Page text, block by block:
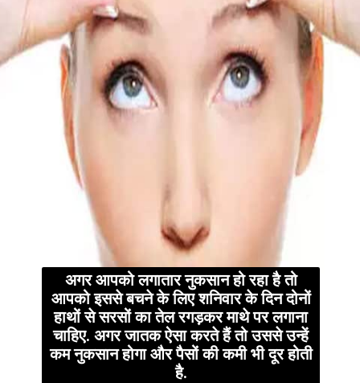
अगर आपको लगातार नुकसान हो रहा है तो
आपको इससे बचने के लिए शनिवार के दिन दोनों
हाथों से सरसों का तेल रगड़कर माथे पर लगाना
चाहिए. अगर जातक ऐसा करते हैं तो उससे उन्हें
कम नुकसान होगा और पैसों की कमी भी दूर होती
है.